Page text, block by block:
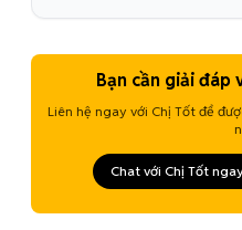
Bạn cần giải đáp
Liên hệ ngay với Chị Tốt để
Chat với Chị Tốt